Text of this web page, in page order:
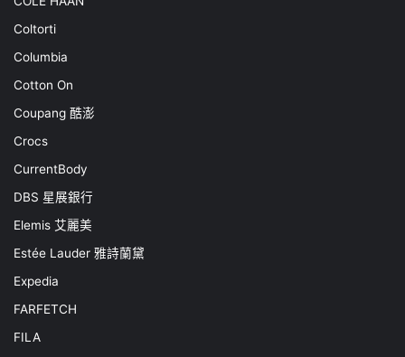
Coltorti
Columbia
Cotton On
Coupang 酷澎
Crocs
CurrentBody
DBS 星展銀行
Elemis 艾麗美
Estée Lauder 雅詩蘭黛
Expedia
FARFETCH
FILA